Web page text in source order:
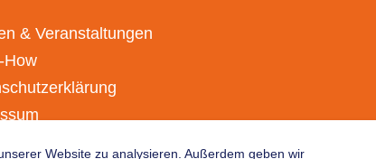
& Veranstaltungen
How
Website zu analysieren. Außerdem geben wir